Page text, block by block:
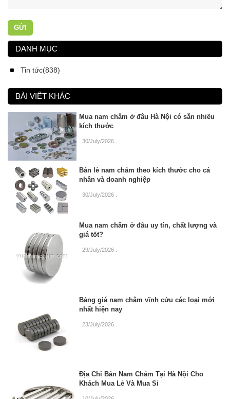
GỬI
DANH MỤC
Tin tức(838)
BÀI VIẾT KHÁC
Mua nam châm ở đâu Hà Nội có sẵn nhiều
kích thước
30/July/2026
Bán lẻ nam châm theo kích thước cho cá
nhân và doanh nghiệp
30/July/2026
Mua nam châm ở đâu uy tín, chất lượng và
giá tốt?
29/July/2026
Bảng giá nam châm vĩnh cửu các loại mới
nhất hiện nay
23/July/2026
Địa Chỉ Bán Nam Châm Tại Hà Nội Cho
Khách Mua Lẻ Và Mua Sỉ